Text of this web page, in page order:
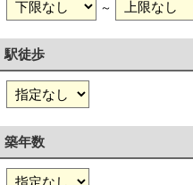
～
駅徒歩
築年数